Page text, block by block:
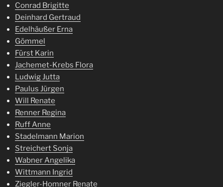
Conrad Brigitte
Deinhard Gertraud
Edelhäußer Erna
Gömmel
Fürst Karin
Jachemet-Krebs Flora
Ludwig Jutta
Paulus Jürgen
Will Renate
Renner Regina
Ruff Anne
Stadelmann Marion
Streichert Sonja
Wabner Angelika
Wittmann Ingrid
Ziegler-Homner Renate